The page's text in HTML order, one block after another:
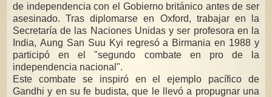
de independencia con el Gobierno británico antes de ser
asesinado. Tras diplomarse en Oxford, trabajar en la
Secretaría de las Naciones Unidas y ser profesora en la
India, Aung San Suu Kyi regresó a Birmania en 1988 y
participó en el "segundo combate en pro de la
independencia nacional".
Este combate se inspiró en el ejemplo pacífico de
Gandhi y en su fe budista, que le llevó a propugnar una